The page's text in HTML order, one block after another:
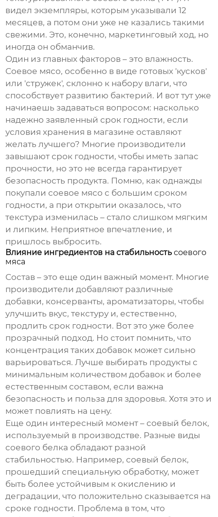
видел экземпляры, которым указывали 12
месяцев, а потом они уже не казались такими
свежими. Это, конечно, маркетинговый ход, но
иногда он обманчив.
Один из главных факторов – это влажность.
Соевое мясо, особенно в виде готовых 'кусков'
или 'стружек', склонно к набору влаги, что
способствует развитию бактерий. И вот тут уже
начинаешь задаваться вопросом: насколько
надежно заявленный срок годности, если
условия хранения в магазине оставляют
желать лучшего? Многие производители
завышают срок годности, чтобы иметь запас
прочности, но это не всегда гарантирует
безопасность продукта. Помню, как однажды
покупали соевое мясо с большим сроком
годности, а при открытии оказалось, что
текстура изменилась – стало слишком мягким
и липким. Неприятное впечатление, и
пришлось выбросить.
Влияние ингредиентов на стабильностьсоевого
мяса
Состав – это еще один важный момент. Многие
производители добавляют различные
добавки, консерванты, ароматизаторы, чтобы
улучшить вкус, текстуру и, естественно,
продлить срок годности. Вот это уже более
прозрачный подход. Но стоит помнить, что
концентрация таких добавок может сильно
варьироваться. Лучше выбирать продукты с
минимальным количеством добавок и более
естественным составом, если важна
безопасность и польза для здоровья. Хотя это и
может повлиять на цену.
Еще один интересный момент – соевый белок,
используемый в производстве. Разные виды
соевого белка обладают разной
стабильностью. Например, соевый белок,
прошедший специальную обработку, может
быть более устойчивым к окислению и
деградации, что положительно сказывается на
сроке годности. Проблема в том, что